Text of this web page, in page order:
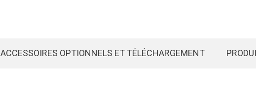
ACCESSOIRES OPTIONNELS ET TÉLÉCHARGEMENT